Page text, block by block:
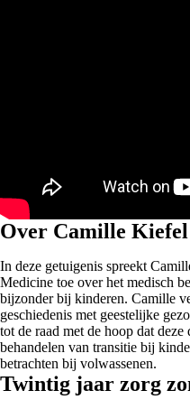
Over Camille Kiefel
In deze getuigenis spreekt
Medicine toe over het medisch
bijzonder bij kinderen. Camille
geschiedenis met geestelijke
tot de raad met de hoop dat
behandelen van transitie bij
betrachten bij volwassenen.
Twintig jaar zorg